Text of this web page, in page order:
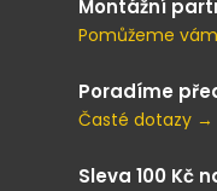
Montážní
Pomůžeme
Poradíme
Časté dotazy →
Sleva 100 Kč